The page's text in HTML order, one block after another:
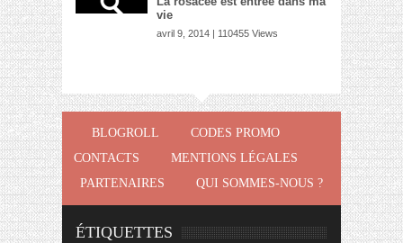
vie
avril 9, 2014 | 110455 Views
BLOGROLL
CODES PROMO
CONTACTS
MENTIONS LÉGALES
PARTENAIRES
QUI SOMMES-NOUS ?
ÉTIQUETTES